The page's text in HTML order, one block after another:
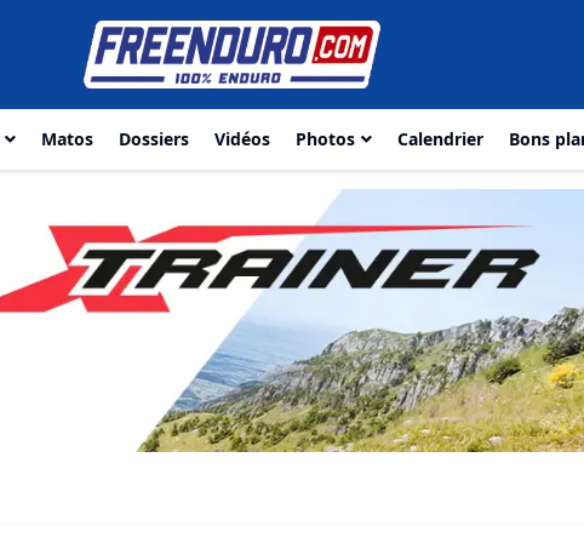
Matos Dossiers Vidéos Photos Calendrier Bons